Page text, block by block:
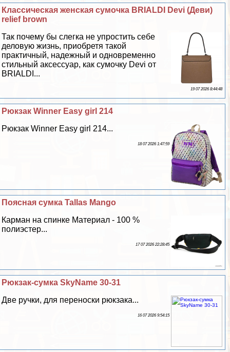
Классическая женская сумочка BRIALDI Devi (Деви)
relief brown
Так почему бы слегка не упростить себе
деловую жизнь, приобретя такой
пpaктичный, надежный и одновременно
стильный аксессуар, как сумочку Devi от
BRIALDI...
19 07 2026 8:44:48
Рюкзак Winner Easy girl 214
Рюкзак Winner Easy girl 214...
18 07 2026 1:47:59
Поясная сумка Tallas Mango
Карман на спинке Материал - 100 %
полиэстер...
17 07 2026 22:28:45
Рюкзак-сумка SkyName 30-31
Две ручки, для переноски рюкзака...
16 07 2026 9:54:15